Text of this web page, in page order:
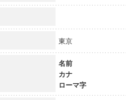
東京
名前
カナ
ローマ字